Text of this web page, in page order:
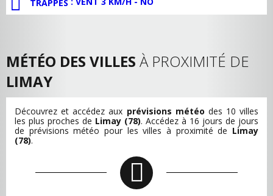
TRAPPES
MÉTÉO DES VILLES À PROXIMITÉ DE
LIMAY
Découvrez et accédez aux prévisions météo des 10 villes
les plus proches de Limay (78). Accédez à 16 jours de jours
de prévisions météo pour les villes à proximité de Limay
(78).